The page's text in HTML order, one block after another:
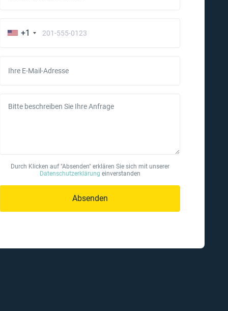
+1
Ihre E-Mail-Adresse
Bitte beschreiben Sie Ihre Anfrage
Durch Klicken auf "Absenden" erklären Sie sich mit unserer
Datenschutzerklärung einverstanden
Absenden